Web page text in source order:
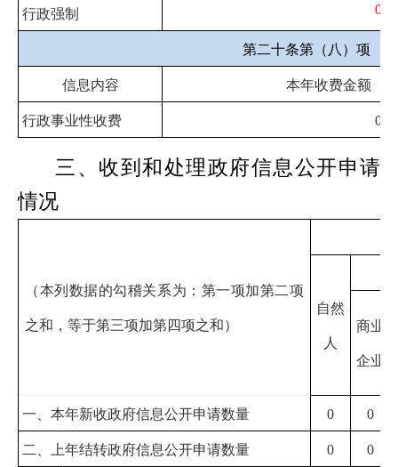
行政强制 0
第二十条第（八）项
信息内容 本年收费金额（
行政事业性收费 0
三、收到和处理政府信息公开申请
情况
（本列数据的勾稽关系为：第一项加第二项
之和，等于第三项加第四项之和）
自然
人
商业
企业
一、本年新收政府信息公开申请数量 0 0
二、上年结转政府信息公开申请数量 0 0